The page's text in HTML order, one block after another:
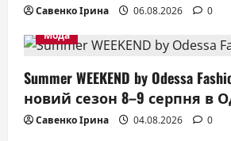
Савенко Ірина 06.08.2026
0
Мода
Summer WEEKEND by Odessa
новий сезон 8–9 серпня в
Савенко Ірина 04.08.2026 0